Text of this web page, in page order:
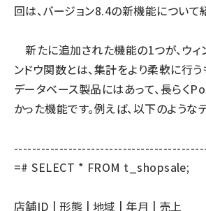
回は、バージョン8.4の新機能について
新たに追加された機能の1つが、ウィ
ンドウ関数とは、集計をより柔軟に行う
データベース製品にはあって、長らく
かった機能です。例えば、以下のような
=# SELECT * FROM t_shopsale;
店舗ID | 形態 | 地域 | 年月 | 売上